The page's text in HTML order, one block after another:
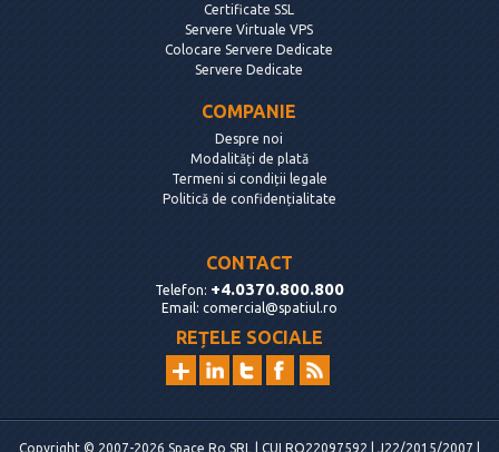
Certificate SSL
Servere Virtuale VPS
Colocare Servere Dedicate
Servere Dedicate
COMPANIE
Despre noi
Modalități de plată
Termeni si condiții legale
Politică de confidențialitate
CONTACT
Telefon: +4.0370.800.800
Email: comercial@spatiul.ro
REȚELE SOCIALE
Copyright © 2007-2026 Space Ro SRL | CUI RO22097592 | J22/2015/2007 |